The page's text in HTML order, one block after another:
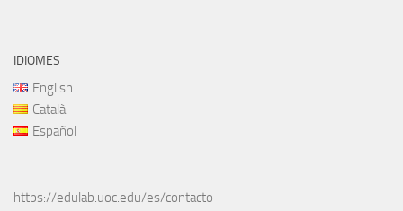
IDIOMES
English
Català
Español
https://edulab.uoc.edu/es/contacto